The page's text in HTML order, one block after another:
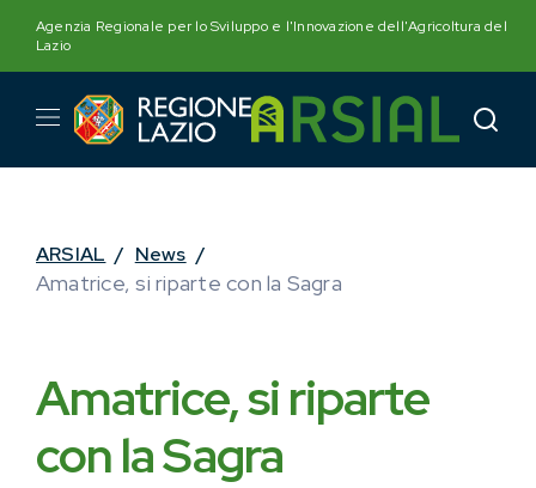
content
Agenzia Regionale per lo Sviluppo e l'Innovazione dell'Agricoltura del
Lazio
ARSIAL / News /
Amatrice, si riparte con la Sagra
Amatrice, si riparte
con la Sagra